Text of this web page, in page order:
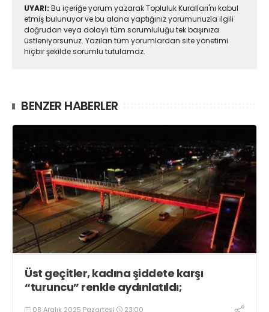
UYARI: Bu içeriğe yorum yazarak Topluluk Kuralları'nı kabul
etmiş bulunuyor ve bu alana yaptığınız yorumunuzla ilgili
doğrudan veya dolaylı tüm sorumluluğu tek başınıza
üstleniyorsunuz. Yazılan tüm yorumlardan site yönetimi
hiçbir şekilde sorumlu tutulamaz.
BENZER HABERLER
Üst geçitler, kadına şiddete karşı
“turuncu” renkle aydınlatıldı;
08 Aralık 2025 Pazartesi 23:00